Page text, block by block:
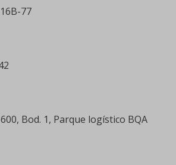
77
Bod. 1, Parque logístico BQA